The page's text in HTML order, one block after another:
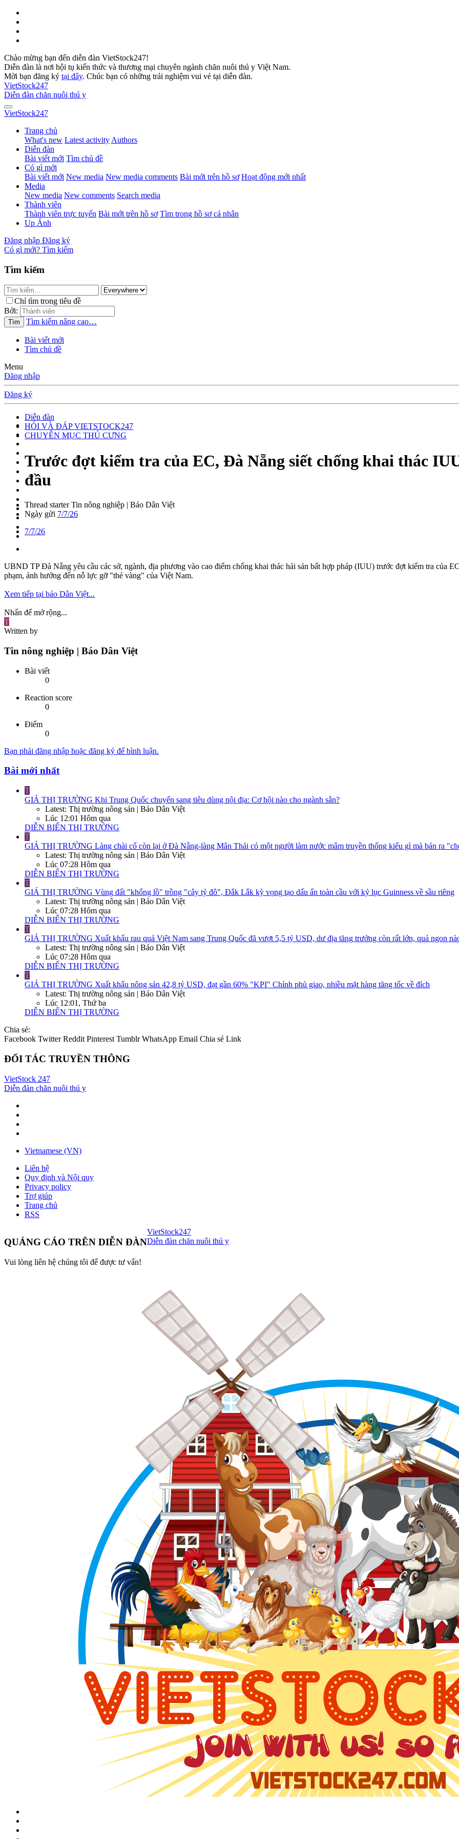
Chào mừng bạn đến diễn đàn VietStock247!
Diễn đàn là nơi hội tụ kiến thức và thương mại chuyên ngành chăn nuôi thú y Việt Nam.
Mời bạn đăng ký tại đây. Chúc bạn có những trải nghiệm vui vẻ tại diễn đàn.
VietStock247
Diễn đàn chăn nuôi thú y
VietStock247
Trang chủ
What's new Latest activity Authors
Diễn đàn
Bài viết mới Tìm chủ đề
Có gì mới
Bài viết mới New media New media comments Bài mới trên hồ sơ Hoạt động mới nhất
Media
New media New comments Search media
Thành viên
Thành viên trực tuyến Bài mới trên hồ sơ Tìm trong hồ sơ cá nhân
Up Ảnh
Đăng nhập Đăng ký
Có gì mới? Tìm kiếm
Tìm kiếm
Chỉ tìm trong tiêu đề
Bởi:
Tìm Tìm kiếm nâng cao…
Bài viết mới
Tìm chủ đề
Menu
Đăng nhập
Đăng ký
Diễn đàn
HỎI VÀ ĐÁP VIETSTOCK247
CHUYÊN MỤC THÚ CƯNG
Trước đợt kiểm tra của EC, Đà Nẵng siết chống khai thác
đầu
Thread starter Tin nông nghiệp | Báo Dân Việt
Ngày gửi 7/7/26
7/7/26
UBND TP Đà Nẵng yêu cầu các sở, ngành, địa phương vào cao điểm chống khai thác hải sản bất hợp pháp (IUU) trước đợt kiểm tra của
phạm, ảnh hưởng đến nỗ lực gỡ "thẻ vàng" của Việt Nam.
Xem tiếp tại báo Dân Việt...
Nhấn để mở rộng...
T
Written by
Tin nông nghiệp | Báo Dân Việt
Bài viết
0
Reaction score
0
Điểm
0
Bạn phải đăng nhập hoặc đăng ký để bình luận.
Bài mới nhất
T
GIÁ THỊ TRƯỜNG Khi Trung Quốc chuyển sang tiêu dùng nội địa: Cơ hội nào cho ngành sắn?
Latest: Thị trường nông sản | Báo Dân Việt
Lúc 12:01 Hôm qua
DIỄN BIẾN THỊ TRƯỜNG
T
GIÁ THỊ TRƯỜNG Làng chài cổ còn lại ở Đà Nẵng-làng Mân Thái có một người làm nước mắm truyền thống kiểu gì mà bán ra
Latest: Thị trường nông sản | Báo Dân Việt
Lúc 07:28 Hôm qua
DIỄN BIẾN THỊ TRƯỜNG
T
GIÁ THỊ TRƯỜNG Vùng đất "khổng lồ" trồng "cây tỷ đô", Đắk Lắk kỳ vọng tạo dấu ấn toàn cầu với kỷ lục Guinness về sầu riêng
Latest: Thị trường nông sản | Báo Dân Việt
Lúc 07:28 Hôm qua
DIỄN BIẾN THỊ TRƯỜNG
T
GIÁ THỊ TRƯỜNG Xuất khẩu rau quả Việt Nam sang Trung Quốc đã vượt 5,5 tỷ USD, dư địa tăng trưởng còn rất lớn, quả ngon
Latest: Thị trường nông sản | Báo Dân Việt
Lúc 07:28 Hôm qua
DIỄN BIẾN THỊ TRƯỜNG
T
GIÁ THỊ TRƯỜNG Xuất khẩu nông sản 42,8 tỷ USD, đạt gần 60% "KPI" Chính phủ giao, nhiều mặt hàng tăng tốc về đích
Latest: Thị trường nông sản | Báo Dân Việt
Lúc 12:01, Thứ ba
DIỄN BIẾN THỊ TRƯỜNG
Chia sẻ:
Facebook Twitter Reddit Pinterest Tumblr WhatsApp Email Chia sẻ Link
ĐỐI TÁC TRUYỀN THÔNG
VietStock 247
Diễn đàn chăn nuôi thú y
Vietnamese (VN)
Liên hệ
Quy định và Nội quy
Privacy policy
Trợ giúp
Trang chủ
RSS
QUẢNG CÁO TRÊN DIỄN ĐÀN
Vui lòng liên hệ chúng tôi để được tư vấn!
VietStock247
Diễn đàn chăn nuôi thú y